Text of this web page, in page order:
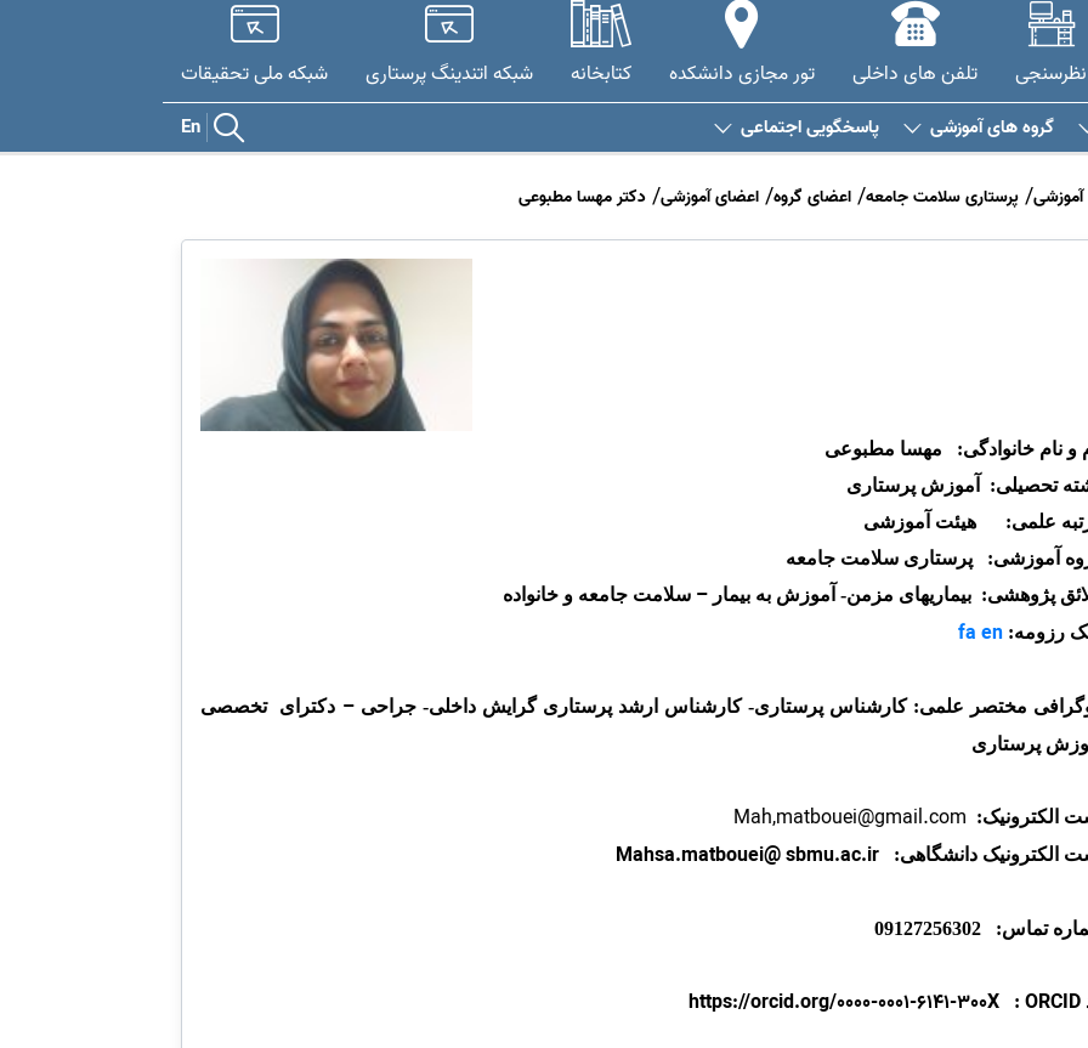
نظرسنجی تلفن های داخلی تور مجازی دانشکده کتابخانه شبکه اتندینگ پرستاری شبکه ملی تحقيقات
گروه های آموزشی پاسخگویی اجتماعی En
پرستاری سلامت جامعه اعضای گروه اعضای آموزشی دکتر مهسا مطبوعی
و نام خانوادگی: مهسا مطبوعی
تحصیلی: آموزش پرستاری
علمی: هیئت آموزشی
آموزشی: پرستاری سلامت جامعه
پژوهشی: بیماریهای مزمن- آموزش به بیمار– سلامت جامعه و خانواده
رزومه:
faen
مختصر علمی: کارشناس پرستاری- کارشناس ارشد پرستاری گرایش داخلی- جراحی– دکترای تخصصی
پرستاری
الکترونیک: Mah,matbouei@gmail.com
الکترونیک دانشگاهی: Mahsa.matbouei@ sbmu.ac.ir
تماس: 09127256302
ORCID
:
https://orcid.org/0000-0001-6141-300X